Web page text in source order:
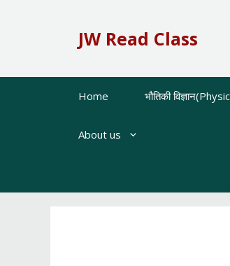
JW Read Class
Home भौतिकी
About us